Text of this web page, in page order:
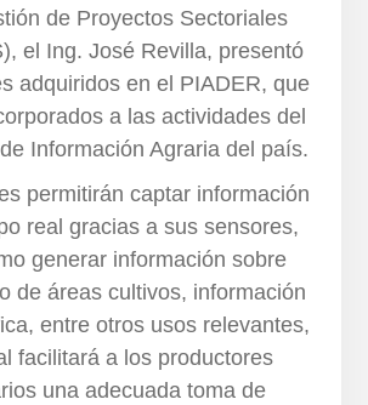
de Proyectos Sectoriales
el Ing. José Revilla, presentó
adquiridos en el PIADER, que
a las actividades del
Información Agraria del país.
permitirán captar información
real gracias a sus sensores,
generar información sobre
de áreas cultivos, información
entre otros usos relevantes,
facilitará a los productores
una adecuada toma de